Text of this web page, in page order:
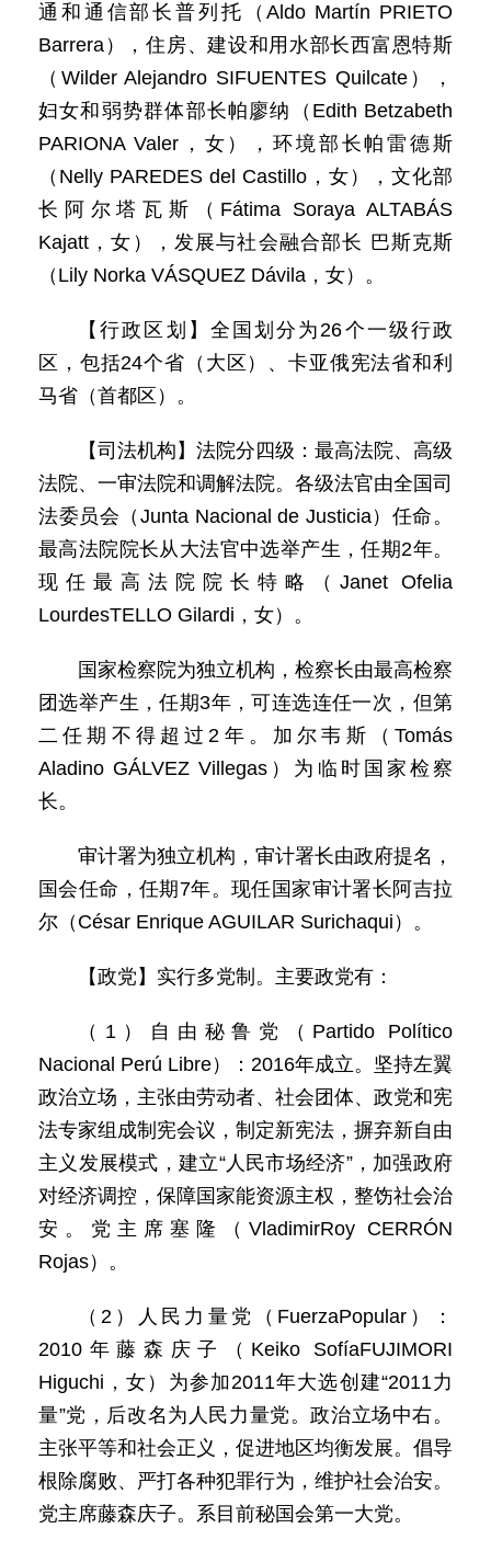
通和通信部长普列托（Aldo Martín PRIETO
Barrera），住房、建设和用水部长西富恩特斯
（Wilder Alejandro SIFUENTES Quilcate），
妇女和弱势群体部长帕廖纳（Edith Betzabeth
PARIONA Valer，女），环境部长帕雷德斯
（Nelly PAREDES del Castillo，女），文化部
长阿尔塔瓦斯（Fátima Soraya ALTABÁS
Kajatt，女），发展与社会融合部长 巴斯克斯
（Lily Norka VÁSQUEZ Dávila，女）。
【行政区划】全国划分为26个一级行政
区，包括24个省（大区）、卡亚俄宪法省和利
马省（首都区）。
【司法机构】法院分四级：最高法院、高级
法院、一审法院和调解法院。各级法官由全国司
法委员会（Junta Nacional de Justicia）任命。
最高法院院长从大法官中选举产生，任期2年。
现任最高法院院长特略（Janet Ofelia
LourdesTELLO Gilardi，女）。
国家检察院为独立机构，检察长由最高检察
团选举产生，任期3年，可连选连任一次，但第
二任期不得超过2年。加尔韦斯（Tomás
Aladino GÁLVEZ Villegas）为临时国家检察
长。
审计署为独立机构，审计署长由政府提名，
国会任命，任期7年。现任国家审计署长阿吉拉
尔（César Enrique AGUILAR Surichaqui）。
【政党】实行多党制。主要政党有：
（1）自由秘鲁党（Partido Político
Nacional Perú Libre）：2016年成立。坚持左翼
政治立场，主张由劳动者、社会团体、政党和宪
法专家组成制宪会议，制定新宪法，摒弃新自由
主义发展模式，建立“人民市场经济”，加强政府
对经济调控，保障国家能资源主权，整饬社会治
安。党主席塞隆（VladimirRoy CERRÓN
Rojas）。
（2）人民力量党（FuerzaPopular）：
2010年藤森庆子（Keiko SofíaFUJIMORI
Higuchi，女）为参加2011年大选创建“2011力
量”党，后改名为人民力量党。政治立场中右。
主张平等和社会正义，促进地区均衡发展。倡导
根除腐败、严打各种犯罪行为，维护社会治安。
党主席藤森庆子。系目前秘国会第一大党。